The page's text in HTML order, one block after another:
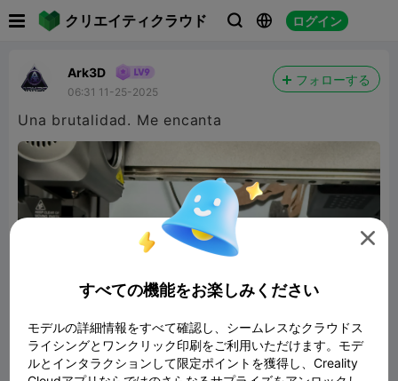
クリエイティクラウド   ログイン
Ark3D
06:31 11-25-2025
フォローする
Una brutalidad. Me encanta

すべての機能をお楽しみください
モデルの詳細情報をすべて確認し、シームレスなクラウドス
ライシングとワンクリック印刷をご利用いただけます。モデ
ルとインタラクションして限定ポイントを獲得し、Creality